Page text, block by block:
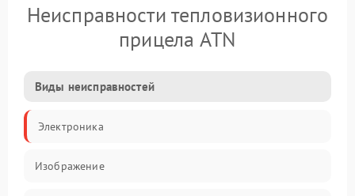
Неисправности тепловизионного
прицела ATN
Виды неисправностей
Электроника
Изображение